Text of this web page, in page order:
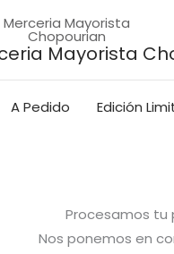
Mayorista
A Pedido Edición
Procesamos tu
Nos ponemos en